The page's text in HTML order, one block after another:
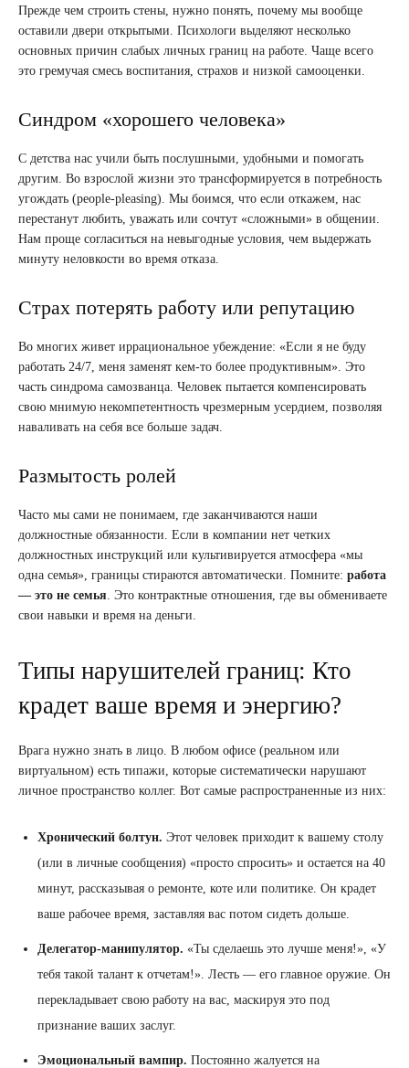
Прежде чем строить стены, нужно понять, почему мы вообще
оставили двери открытыми. Психологи выделяют несколько
основных причин слабых личных границ на работе. Чаще всего
это гремучая смесь воспитания, страхов и низкой самооценки.
Синдром «хорошего человека»
С детства нас учили быть послушными, удобными и помогать
другим. Во взрослой жизни это трансформируется в потребность
угождать (people-pleasing). Мы боимся, что если откажем, нас
перестанут любить, уважать или сочтут «сложными» в общении.
Нам проще согласиться на невыгодные условия, чем выдержать
минуту неловкости во время отказа.
Страх потерять работу или репутацию
Во многих живет иррациональное убеждение: «Если я не буду
работать 24/7, меня заменят кем-то более продуктивным». Это
часть синдрома самозванца. Человек пытается компенсировать
свою мнимую некомпетентность чрезмерным усердием, позволяя
наваливать на себя все больше задач.
Размытость ролей
Часто мы сами не понимаем, где заканчиваются наши
должностные обязанности. Если в компании нет четких
должностных инструкций или культивируется атмосфера «мы
одна семья», границы стираются автоматически. Помните: работа
— это не семья. Это контрактные отношения, где вы обмениваете
свои навыки и время на деньги.
Типы нарушителей границ: Кто
крадет ваше время и энергию?
Врага нужно знать в лицо. В любом офисе (реальном или
виртуальном) есть типажи, которые систематически нарушают
личное пространство коллег. Вот самые распространенные из них:
Хронический болтун. Этот человек приходит к вашему столу
(или в личные сообщения) «просто спросить» и остается на 40
минут, рассказывая о ремонте, коте или политике. Он крадет
ваше рабочее время, заставляя вас потом сидеть дольше.
Делегатор-манипулятор. «Ты сделаешь это лучше меня!», «У
тебя такой талант к отчетам!». Лесть — его главное оружие. Он
перекладывает свою работу на вас, маскируя это под
признание ваших заслуг.
Эмоциональный вампир. Постоянно жалуется на